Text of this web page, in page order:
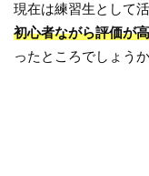
現在は練習生として
初心者ながら評価が
ったところでしょうか